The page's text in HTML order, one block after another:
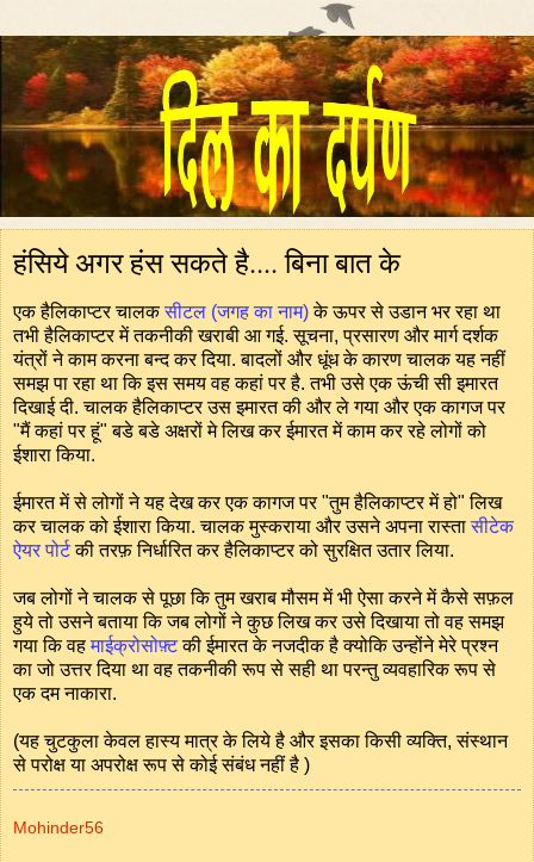
हंसिये अगर हंस सकते है.... बिना बात के
एक हैलिकाप्टर चालकसीटल (जगह का नाम)के ऊपर से उडान भर रहा था
तभी हैलिकाप्टर में तकनीकी खराबी आ गई. सूचना, प्रसारण और मार्ग दर्शक
यंत्रों ने काम करना बन्द कर दिया. बादलों और धूंध के कारण चालक यह नहीं
समझ पा रहा था कि इस समय वह कहां पर है. तभी उसे एक ऊंची सी इमारत
दिखाई दी. चालक हैलिकाप्टर उस इमारत की और ले गया और एक कागज पर
"मैं कहां पर हूं" बडे बडे अक्षरों मे लिख कर ईमारत में काम कर रहे लोगों को
ईशारा किया.
ईमारत में से लोगों ने यह देख कर एक कागज पर "तुम हैलिकाप्टर में हो" लिख
कर चालक को ईशारा किया. चालक मुस्कराया और उसने अपना रास्तासीटेक
ऐयर पोर्टकी तरफ़ निर्धारित कर हैलिकाप्टर को सुरक्षित उतार लिया.
जब लोगों ने चालक से पूछा कि तुम खराब मौसम में भी ऐसा करने में कैसे सफ़ल
हुये तो उसने बताया कि जब लोगों ने कुछ लिख कर उसे दिखाया तो वह समझ
गया कि वहमाईक्रोसोफ़्टकी ईमारत के नजदीक है क्योकि उन्होंने मेरे प्रश्न
का जो उत्तर दिया था वह तकनीकी रूप से सही था परन्तु व्यवहारिक रूप से
एक दम नाकारा.
(यह चुटकुला केवल हास्य मात्र के लिये है और इसका किसी व्यक्ति, संस्थान
से परोक्ष या अपरोक्ष रूप से कोई संबंध नहीं है )
Mohinder56